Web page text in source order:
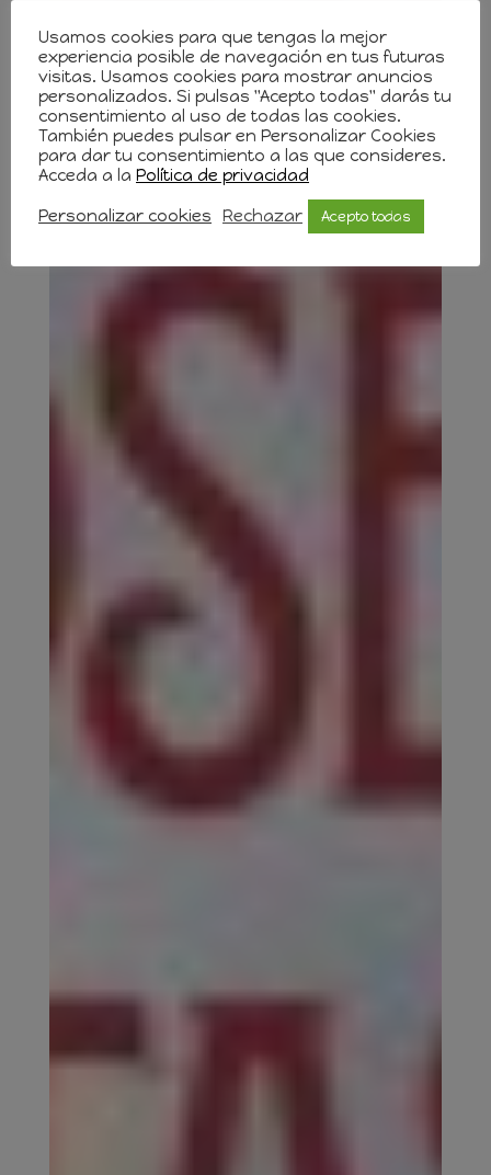
Usamos cookies para que tengas la mejor
experiencia posible de navegación en tus futuras
visitas. Usamos cookies para mostrar anuncios
personalizados. Si pulsas "Acepto todas" darás tu
consentimiento al uso de todas las cookies.
También puedes pulsar en Personalizar Cookies
para dar tu consentimiento a las que consideres.
Acceda a la Política de privacidad
Personalizar cookies Rechazar Acepto todas